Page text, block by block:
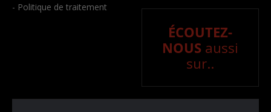
- Politique de traitement
ÉCOUTEZ-
NOUS aussi
sur..